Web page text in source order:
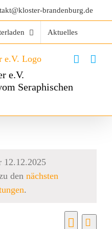
brandenburg.de
Aktuelles
e.V.
Seraphischen
12.12.2025
den nächsten
.
Tag